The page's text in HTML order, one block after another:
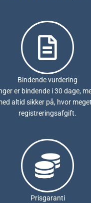
Bindende vurdering
er bindende i 30 dage,
altid sikker på, hvor
registreringsafgift.
Prisgaranti